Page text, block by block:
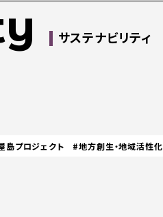
サステナビリティ
島プロジェクト #地方創生・地域活性化